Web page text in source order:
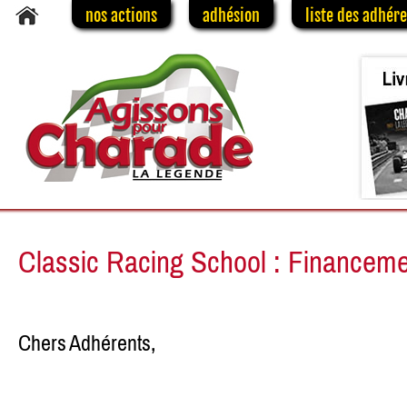
nos actions adhésion liste des
Classic Racing School :
Chers Adhérents,